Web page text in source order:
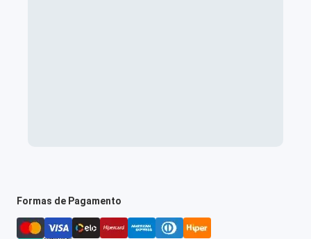
Formas de Pagamento